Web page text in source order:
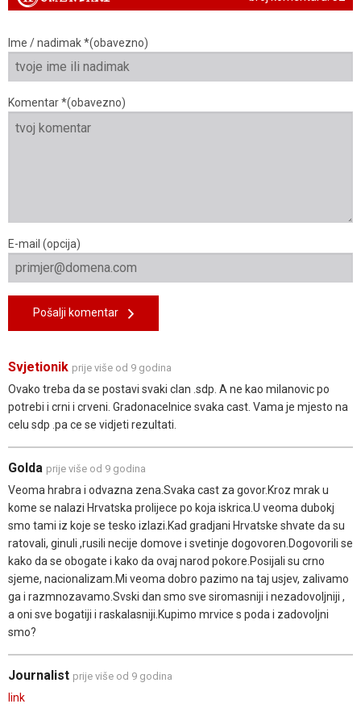
Ime / nadimak *(obavezno)
Komentar *(obavezno)
E-mail (opcija)
Pošalji komentar
Svjetionik prije više od 9 godina
Ovako treba da se postavi svaki clan .sdp. A ne kao milanovic po
potrebi i crni i crveni. Gradonacelnice svaka cast. Vama je mjesto na
celu sdp .pa ce se vidjeti rezultati.
Golda prije više od 9 godina
Veoma hrabra i odvazna zena.Svaka cast za govor.Kroz mrak u
kome se nalazi Hrvatska prolijece po koja iskrica.U veoma dubokj
smo tami iz koje se tesko izlazi.Kad gradjani Hrvatske shvate da su
ratovali, ginuli ,rusili necije domove i svetinje dogovoren.Dogovorili se
kako da se obogate i kako da ovaj narod pokore.Posijali su crno
sjeme, nacionalizam.Mi veoma dobro pazimo na taj usjev, zalivamo
ga i razmnozavamo.Svski dan smo sve siromasniji i nezadovoljniji ,
a oni sve bogatiji i raskalasniji.Kupimo mrvice s poda i zadovoljni
smo?
Journalist prije više od 9 godina
link